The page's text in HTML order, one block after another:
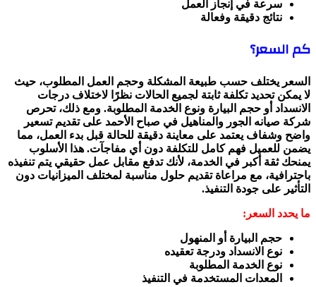
سرعة في إنجاز العمل
نتائج دقيقة وفعالة
كم السعر؟
السعر يختلف حسب طبيعة المشكلة وحجم العمل المطلوب، حيث
لا يمكن تحديد تكلفة ثابتة لجميع الحالات نظرًا لاختلاف درجات
الانسداد أو حجم البيارة ونوع الخدمة المطلوبة. ومع ذلك، تحرص
شركة صيانه الجور والمناهيل في صباح الأحمد على تقديم تسعير
واضح وشفاف يعتمد على معاينة دقيقة للحالة قبل بدء العمل، مما
يضمن للعميل فهم كامل للتكلفة دون أي مفاجآت. هذا الأسلوب
يمنحك ثقة أكبر في الخدمة، لأنك تدفع مقابل عمل حقيقي يتم تنفيذه
باحترافية، مع مراعاة تقديم حلول مناسبة لمختلف الميزانيات دون
التأثير على جودة التنفيذ.
ما يحدد السعر:
حجم البيارة أو المنهول
نوع الانسداد ودرجة تعقيده
نوع الخدمة المطلوبة
المعدات المستخدمة في التنفيذ